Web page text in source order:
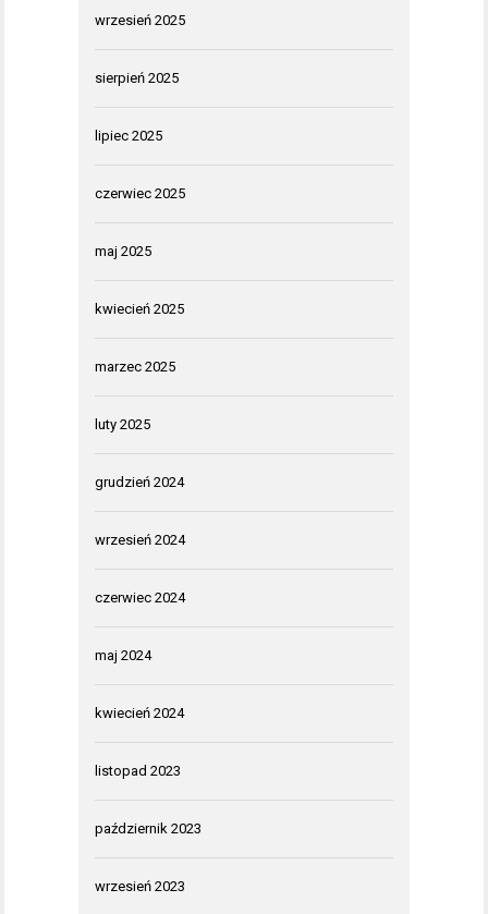
wrzesień 2025
sierpień 2025
lipiec 2025
czerwiec 2025
maj 2025
kwiecień 2025
marzec 2025
luty 2025
grudzień 2024
wrzesień 2024
czerwiec 2024
maj 2024
kwiecień 2024
listopad 2023
październik 2023
wrzesień 2023